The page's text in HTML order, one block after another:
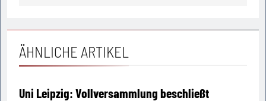
ÄHNLICHE ARTIKEL
Uni Leipzig: Vollversammlung beschließt